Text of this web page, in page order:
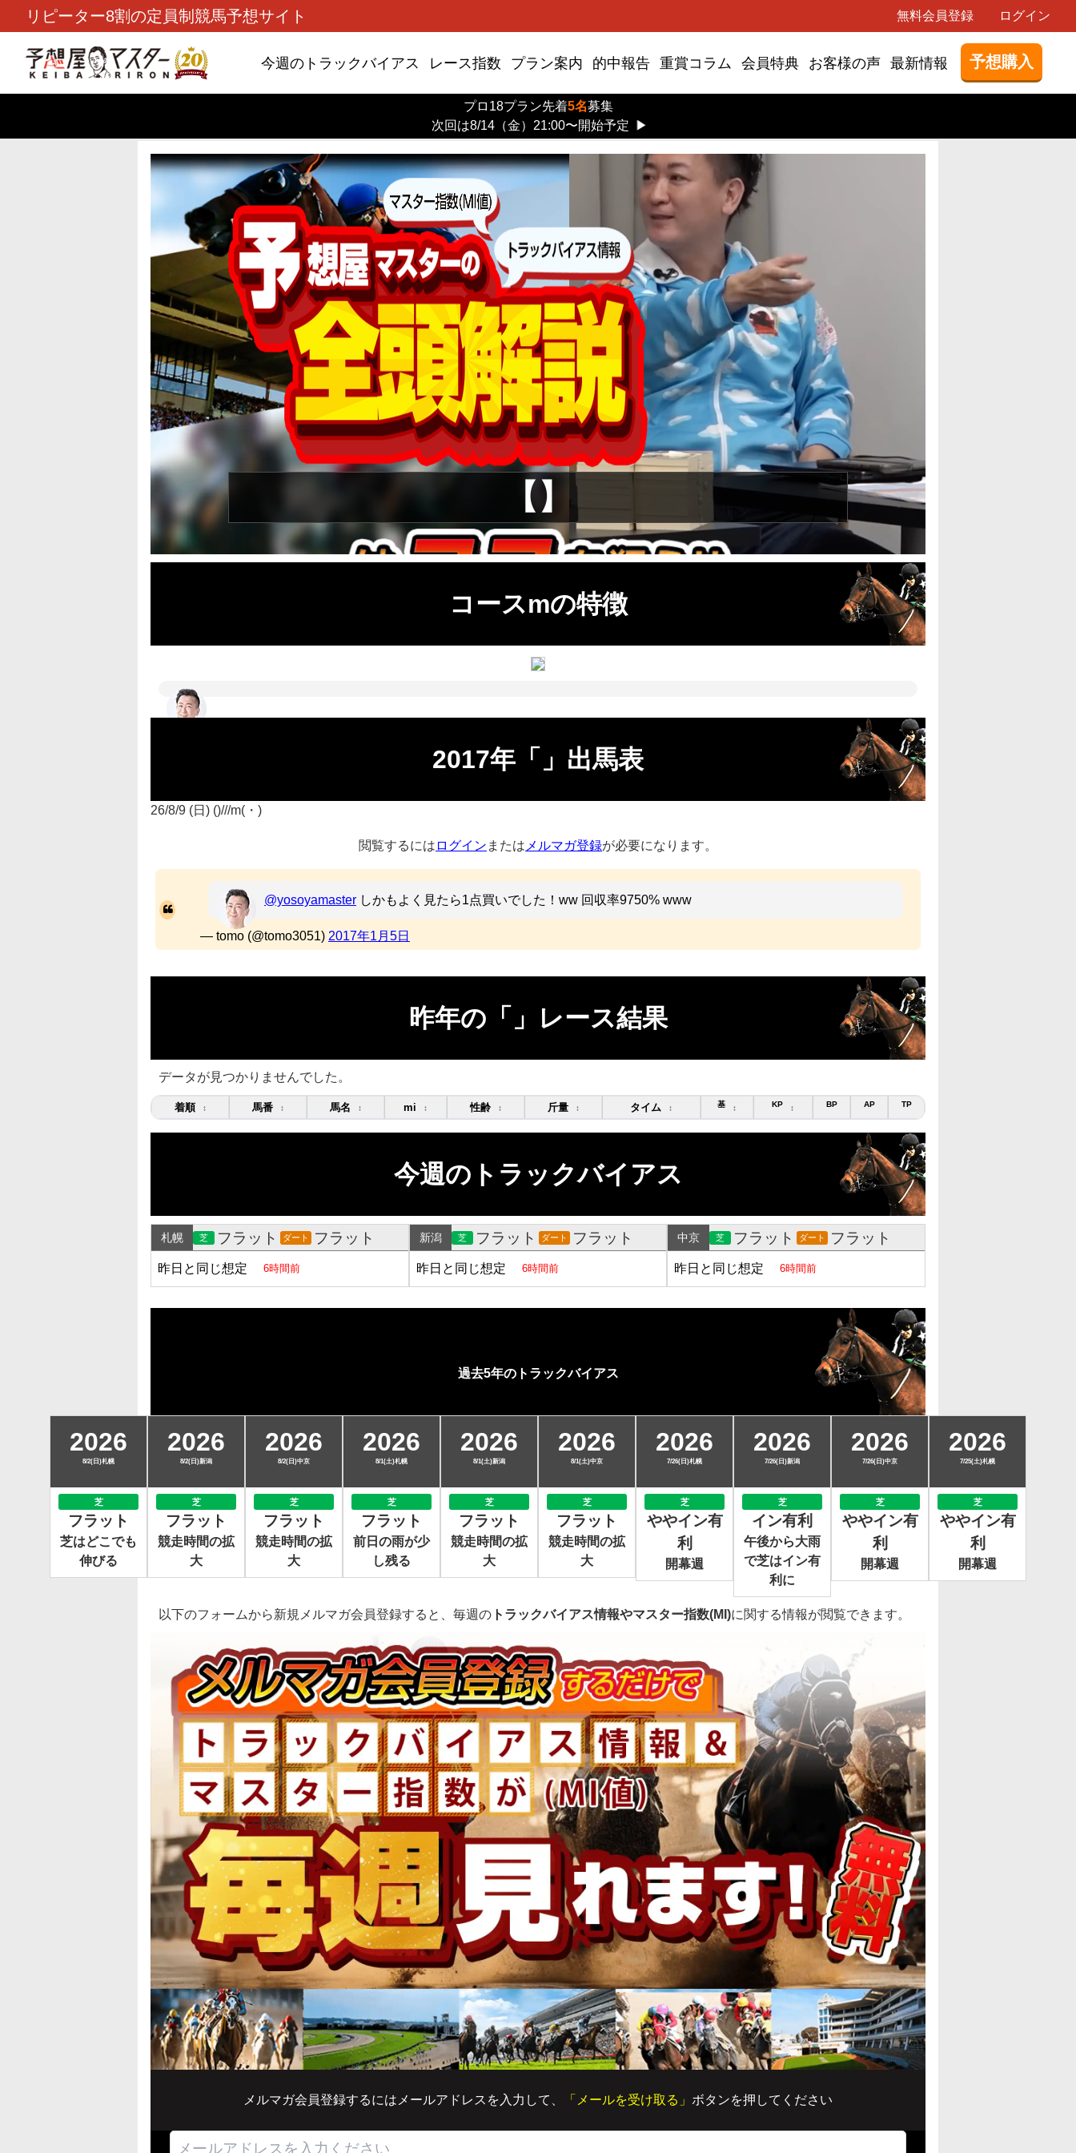
リピーター8割の定員制競馬予想サイト 無料会員登録 ログイン
今週のトラックバイアス レース指数 プラン案内 的中報告 重賞コラム 会員特典 お客様の声 最新情報 予想購入
プロ18プラン先着5名募集
次回は8/14（金）21:00〜開始予定
▶
【】
コースmの特徴
2017年「」出馬表
26/8/9 (日) ()///m(・)
閲覧するには ログイン または メルマガ登録が必要になります。
@yosoyamaster しかもよく見たら1点買いでした！ww 回収率9750% www
— tomo (@tomo3051) 2017年1月5日
昨年の「」レース結果
データが見つかりませんでした。
着順 ↕ 馬番 ↕ 馬名 ↕ mi ↕ 性齢 ↕ 斤量 ↕ タイム ↕ 基 ↕ KP ↕ BP AP TP
今週のトラックバイアス
札幌 芝 フラット ダート フラット
昨日と同じ想定 6時間前
新潟 芝 フラット ダート フラット
昨日と同じ想定 6時間前
中京 芝 フラット ダート フラット
昨日と同じ想定 6時間前
過去5年のトラックバイアス
2026
8/2(日)札幌
芝
フラット
芝はどこでも
伸びる
2026
8/2(日)新潟
芝
フラット
競走時間の拡
大
2026
8/2(日)中京
芝
フラット
競走時間の拡
大
2026
8/1(土)札幌
芝
フラット
前日の雨が少
し残る
2026
8/1(土)新潟
芝
フラット
競走時間の拡
大
2026
8/1(土)中京
芝
フラット
競走時間の拡
大
2026
7/26(日)札幌
芝
ややイン有
利
開幕週
2026
7/26(日)新潟
芝
イン有利
午後から大雨
で芝はイン有
利に
2026
7/26(日)中京
芝
ややイン有
利
開幕週
2026
7/25(土)札幌
芝
ややイン有
利
開幕週
以下のフォームから新規メルマガ会員登録すると、毎週の トラックバイアス情報やマスター指数(MI)に関する情報が閲覧できます。
メルマガ会員登録するにはメールアドレスを入力して、 「メールを受け取る」 ボタンを押してください